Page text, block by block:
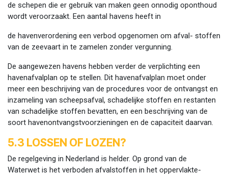
de schepen die er gebruik van maken geen onnodig oponthoud
wordt veroorzaakt. Een aantal havens heeft in
de havenverordening een verbod opgenomen om afval- stoffen
van de zeevaart in te zamelen zonder vergunning.
De aangewezen havens hebben verder de verplichting een
havenafvalplan op te stellen. Dit havenafvalplan moet onder
meer een beschrijving van de procedures voor de ontvangst en
inzameling van scheepsafval, schadelijke stoffen en restanten
van schadelijke stoffen bevatten, en een beschrijving van de
soort havenontvangstvoorzieningen en de capaciteit daarvan.
5.3 LOSSEN OF LOZEN?
De regelgeving in Nederland is helder. Op grond van de
Waterwet is het verboden afvalstoffen in het oppervlakte-